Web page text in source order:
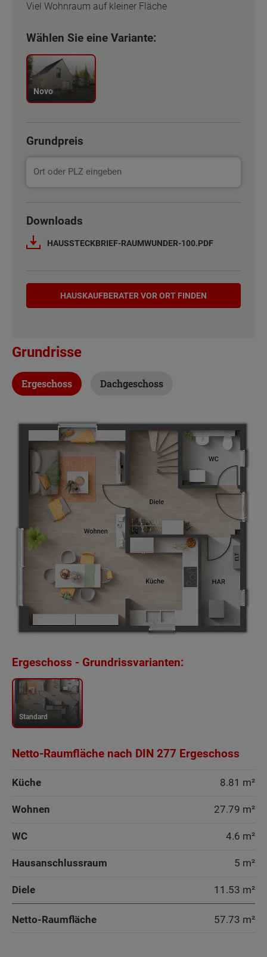
Viel Wohnraum auf kleiner Fläche
Wählen Sie eine Variante:
Novo
Grundpreis
Downloads
HAUSSTECKBRIEF-RAUMWUNDER-100.PDF
Hauskaufberater
HAUSKAUF­BERATER VOR ORT FINDEN
Grundrisse
Ergeschoss Dachgeschoss
Ergeschoss - Grundrissvarianten:
Standard
Netto-Raumfläche nach DIN 277 Ergeschoss
Küche 8.81 m²
Wohnen 27.79 m²
WC 4.6 m²
Hausanschlussraum 5 m²
Diele 11.53 m²
Netto-Raumfläche 57.73 m²